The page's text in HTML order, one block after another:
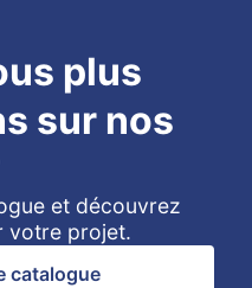
plus
sur nos
et découvrez
votre projet.
catalogue